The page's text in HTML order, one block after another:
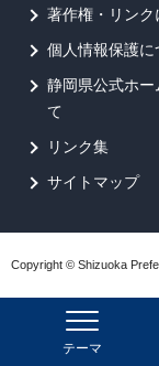
テーマ
著作権・リンク
個人情報保護に
静岡県公式ホ
て
リンク集
サイトマップ
Copyright © Shizuoka